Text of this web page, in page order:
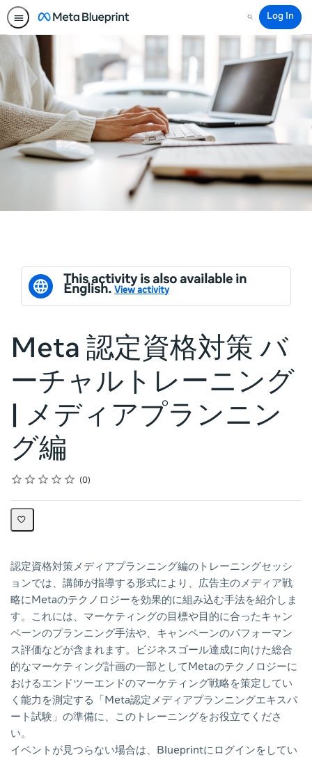
Search
Log In
This activity is also available in
English. View activity
Meta 認定資格対策 バ
ーチャルトレーニング
| メディアプランニン
グ編
Rating
1 star
2 stars
3 stars
4 stars
5 stars
Average rating: 0 0
No reviews
認定資格対策メディアプランニング編のトレーニングセッシ
ョンでは、講師が指導する形式により、広告主のメディア戦
略にMetaのテクノロジーを効果的に組み込む手法を紹介しま
す。これには、マーケティングの目標や目的に合ったキャン
ペーンのプランニング手法や、キャンペーンのパフォーマン
ス評価などが含まれます。ビジネスゴール達成に向けた総合
的なマーケティング計画の一部としてMetaのテクノロジーに
おけるエンドツーエンドのマーケティング戦略を策定してい
く能力を測定する「Meta認定メディアプランニングエキスパ
ート試験」の準備に、このトレーニングをお役立てくださ
い。
イベントが見つらない場合は、Blueprintにログインをしてい